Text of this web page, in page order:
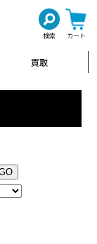
検索 カート
買取